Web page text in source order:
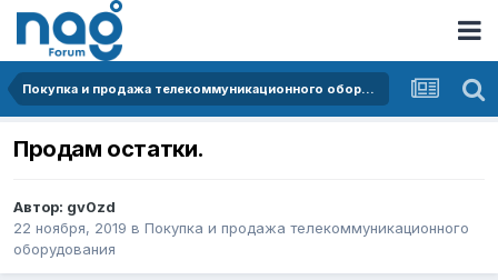
Покупка и продажа телекоммуникационного оборудования
Продам остатки.
Автор: gv0zd
22 ноября, 2019 в Покупка и продажа телекоммуникационного
оборудования